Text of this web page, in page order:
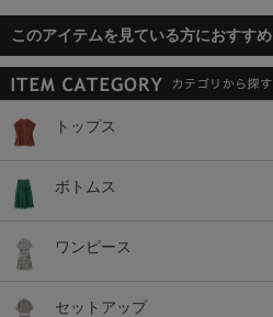
このアイテムを見ている方におすすめ
トップス
ボトムス
ワンピース
セットアップ